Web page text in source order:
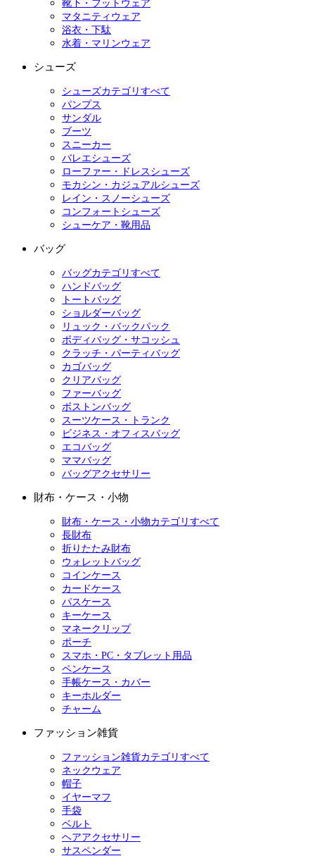
靴下・フットウェア
マタニティウェア
浴衣・下駄
水着・マリンウェア
シューズ
シューズカテゴリすべて
パンプス
サンダル
ブーツ
スニーカー
バレエシューズ
ローファー・ドレスシューズ
モカシン・カジュアルシューズ
レイン・スノーシューズ
コンフォートシューズ
シューケア・靴用品
バッグ
バッグカテゴリすべて
ハンドバッグ
トートバッグ
ショルダーバッグ
リュック・バックパック
ボディバッグ・サコッシュ
クラッチ・パーティバッグ
カゴバッグ
クリアバッグ
ファーバッグ
ボストンバッグ
スーツケース・トランク
ビジネス・オフィスバッグ
エコバッグ
ママバッグ
バッグアクセサリー
財布・ケース・小物
財布・ケース・小物カテゴリすべて
長財布
折りたたみ財布
ウォレットバッグ
コインケース
カードケース
パスケース
キーケース
マネークリップ
ポーチ
スマホ・PC・タブレット用品
ペンケース
手帳ケース・カバー
キーホルダー
チャーム
ファッション雑貨
ファッション雑貨カテゴリすべて
ネックウェア
帽子
イヤーマフ
手袋
ベルト
ヘアアクセサリー
サスペンダー